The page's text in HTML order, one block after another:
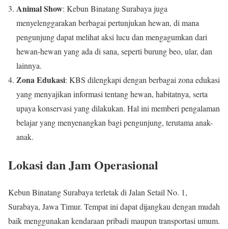
Animal Show: Kebun Binatang Surabaya juga
menyelenggarakan berbagai pertunjukan hewan, di mana
pengunjung dapat melihat aksi lucu dan mengagumkan dari
hewan-hewan yang ada di sana, seperti burung beo, ular, dan
lainnya.
Zona Edukasi: KBS dilengkapi dengan berbagai zona edukasi
yang menyajikan informasi tentang hewan, habitatnya, serta
upaya konservasi yang dilakukan. Hal ini memberi pengalaman
belajar yang menyenangkan bagi pengunjung, terutama anak-
anak.
Lokasi dan Jam Operasional
Kebun Binatang Surabaya terletak di Jalan Setail No. 1,
Surabaya, Jawa Timur. Tempat ini dapat dijangkau dengan mudah
baik menggunakan kendaraan pribadi maupun transportasi umum.